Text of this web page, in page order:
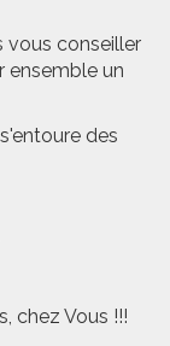
vous conseiller
ensemble un
des
chez Vous !!!